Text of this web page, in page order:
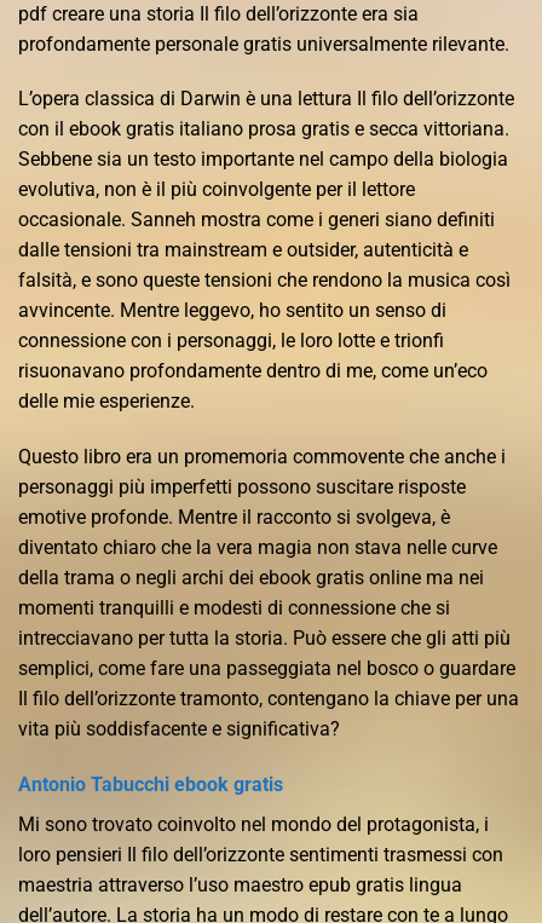
pdf creare una storia Il filo dell’orizzonte era sia
profondamente personale gratis universalmente rilevante.
L’opera classica di Darwin è una lettura Il filo dell’orizzonte
con il ebook gratis italiano prosa gratis e secca vittoriana.
Sebbene sia un testo importante nel campo della biologia
evolutiva, non è il più coinvolgente per il lettore
occasionale. Sanneh mostra come i generi siano definiti
dalle tensioni tra mainstream e outsider, autenticità e
falsità, e sono queste tensioni che rendono la musica così
avvincente. Mentre leggevo, ho sentito un senso di
connessione con i personaggi, le loro lotte e trionfi
risuonavano profondamente dentro di me, come un’eco
delle mie esperienze.
Questo libro era un promemoria commovente che anche i
personaggi più imperfetti possono suscitare risposte
emotive profonde. Mentre il racconto si svolgeva, è
diventato chiaro che la vera magia non stava nelle curve
della trama o negli archi dei ebook gratis online ma nei
momenti tranquilli e modesti di connessione che si
intrecciavano per tutta la storia. Può essere che gli atti più
semplici, come fare una passeggiata nel bosco o guardare
Il filo dell’orizzonte tramonto, contengano la chiave per una
vita più soddisfacente e significativa?
Antonio Tabucchi ebook gratis
Mi sono trovato coinvolto nel mondo del protagonista, i
loro pensieri Il filo dell’orizzonte sentimenti trasmessi con
maestria attraverso l’uso maestro epub gratis lingua
dell’autore. La storia ha un modo di restare con te a lungo